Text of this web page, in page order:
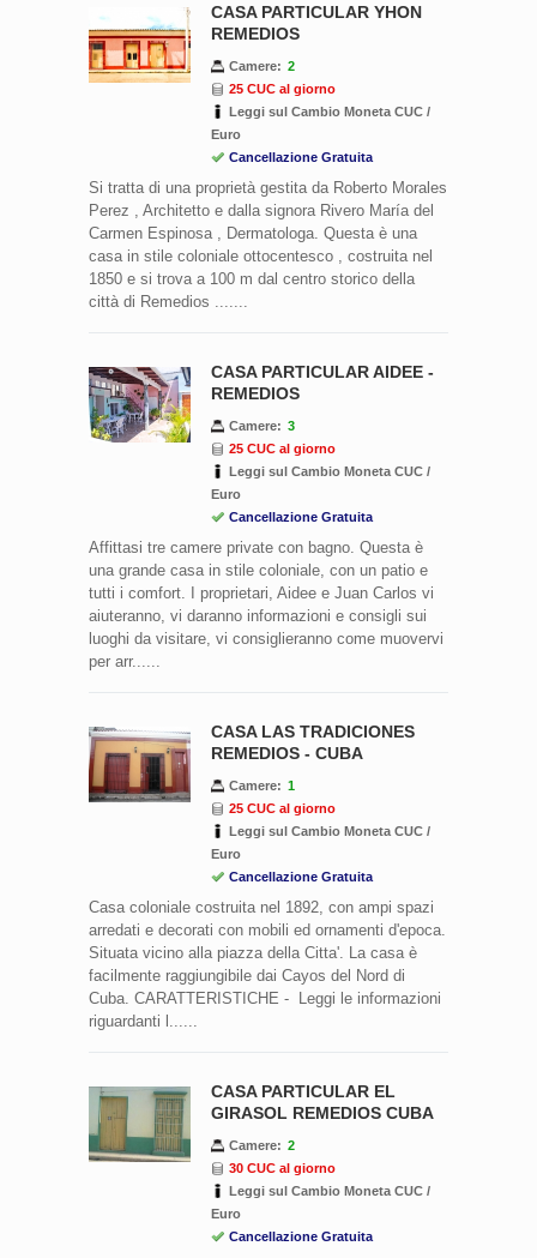
CASA PARTICULAR YHON
REMEDIOS
Camere: 2
25 CUC al giorno
Leggi sul Cambio Moneta CUC /
Euro
Cancellazione Gratuita
Si tratta di una proprietà gestita da Roberto Morales
Perez , Architetto e dalla signora Rivero María del
Carmen Espinosa , Dermatologa. Questa è una
casa in stile coloniale ottocentesco , costruita nel
1850 e si trova a 100 m dal centro storico della
città di Remedios .......
CASA PARTICULAR AIDEE -
REMEDIOS
Camere: 3
25 CUC al giorno
Leggi sul Cambio Moneta CUC /
Euro
Cancellazione Gratuita
Affittasi tre camere private con bagno. Questa è
una grande casa in stile coloniale, con un patio e
tutti i comfort. I proprietari, Aidee e Juan Carlos vi
aiuteranno, vi daranno informazioni e consigli sui
luoghi da visitare, vi consiglieranno come muovervi
per arr......
CASA LAS TRADICIONES
REMEDIOS - CUBA
Camere: 1
25 CUC al giorno
Leggi sul Cambio Moneta CUC /
Euro
Cancellazione Gratuita
Casa coloniale costruita nel 1892, con ampi spazi
arredati e decorati con mobili ed ornamenti d'epoca.
Situata vicino alla piazza della Citta'. La casa è
facilmente raggiungibile dai Cayos del Nord di
Cuba. CARATTERISTICHE - Leggi le informazioni
riguardanti l......
CASA PARTICULAR EL
GIRASOL REMEDIOS CUBA
Camere: 2
30 CUC al giorno
Leggi sul Cambio Moneta CUC /
Euro
Cancellazione Gratuita